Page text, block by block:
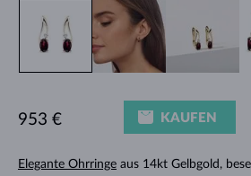
Elegante Ohrringeaus 14kt Gelbgold,
953 € KAUFEN